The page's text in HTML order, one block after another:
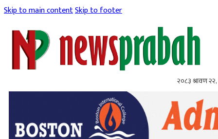
Skip to main contentSkip to footer
२०८३ श्रावण २२,